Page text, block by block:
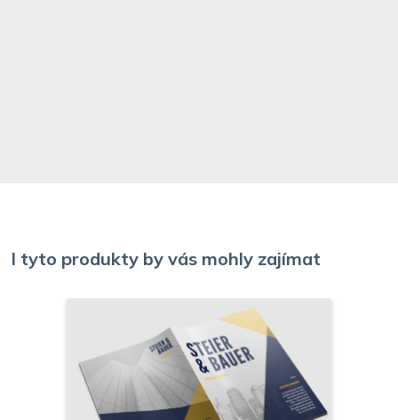
I tyto produkty by vás mohly zajímat